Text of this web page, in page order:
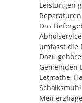
Leistungen
Das
umfasst die
Dazu
Gemeinden
Letmathe,